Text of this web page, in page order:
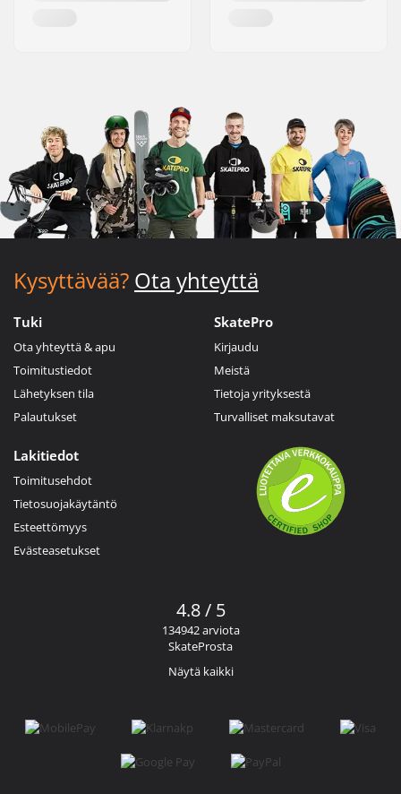
Kysyttävää? Ota yhteyttä
Tuki
Ota yhteyttä & apu
Toimitustiedot
Lähetyksen tila
Palautukset
SkatePro
Kirjaudu
Meistä
Tietoja yrityksestä
Turvalliset maksutavat
Lakitiedot
Toimitusehdot
Tietosuojakäytäntö
Esteettömyys
Evästeasetukset
4.8 / 5
134942 arviota
SkateProsta
Näytä kaikki